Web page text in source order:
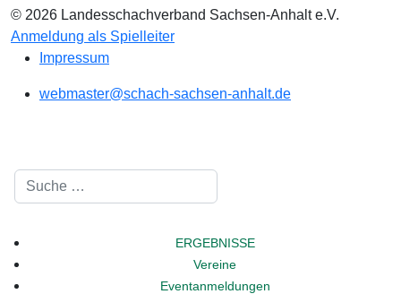
© 2026 Landesschachverband Sachsen-Anhalt e.V.
Anmeldung als Spielleiter
Impressum
webmaster@schach-sachsen-anhalt.de
ERGEBNISSE
Vereine
Eventanmeldungen